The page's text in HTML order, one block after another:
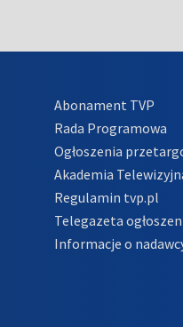
Abonament TVP
Rada Programowa
Ogłoszenia
Akademia
Regulamin tvp.pl
Telegazeta
Informacje o